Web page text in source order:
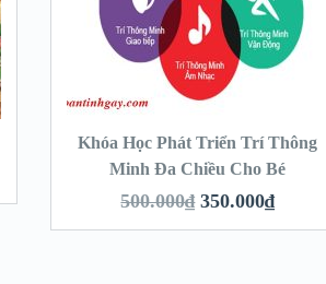
Khóa Học Phát Triển Trí Thông
Minh Đa Chiều Cho Bé
500.000₫ 350.000₫